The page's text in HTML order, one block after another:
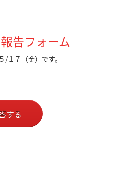
告フォーム
１７（金）です。
する